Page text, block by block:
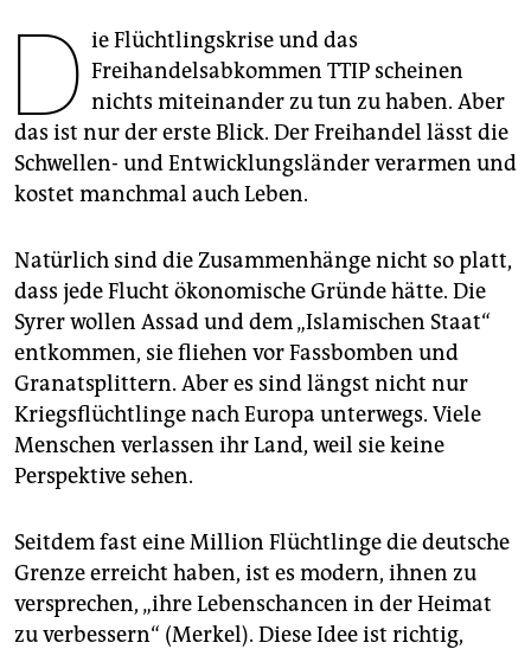
abo
genossenschaft
epaper login
D ie Flüchtlingskrise und das
Freihandelsabkommen TTIP scheinen
nichts miteinander zu tun zu haben. Aber
das ist nur der erste Blick. Der Freihandel lässt die
Schwellen- und Entwicklungsländer verarmen und
kostet manchmal auch Leben.
Natürlich sind die Zusammenhänge nicht so platt,
dass jede Flucht ökonomische Gründe hätte. Die
Syrer wollen Assad und dem „Islamischen Staat“
entkommen, sie fliehen vor Fassbomben und
Granatsplittern. Aber es sind längst nicht nur
Kriegsflüchtlinge nach Europa unterwegs. Viele
Menschen verlassen ihr Land, weil sie keine
Perspektive sehen.
Seitdem fast eine Million Flüchtlinge die deutsche
Grenze erreicht haben, ist es modern, ihnen zu
versprechen, „ihre Lebenschancen in der Heimat
zu verbessern“ (Merkel). Diese Idee ist richtig,